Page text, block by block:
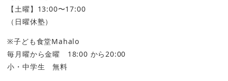
【土曜】13:00〜17:00
（日曜休塾）
※子ども食堂Mahalo
毎月曜から金曜 18:00 から20:00
小・中学生 無料